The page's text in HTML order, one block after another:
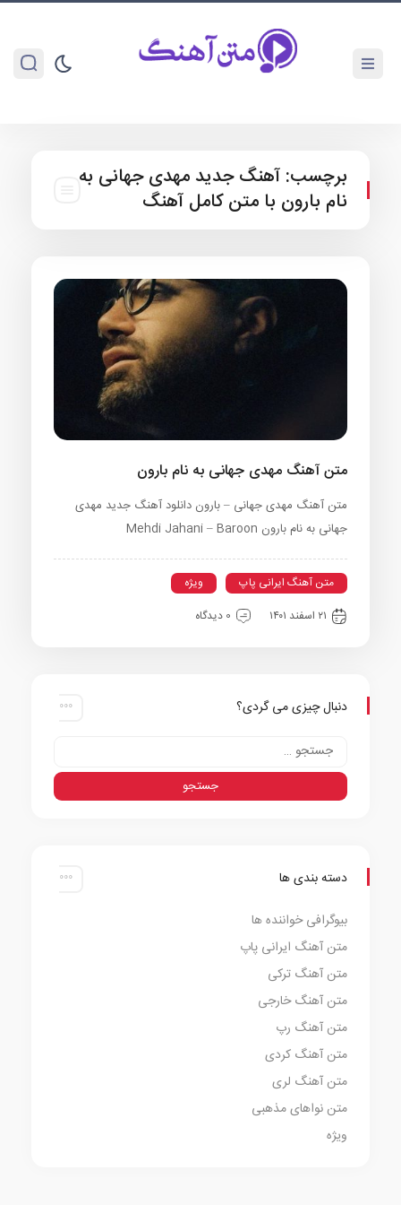
برچسب: آهنگ جدید مهدی جهانی به
نام بارون با متن کامل آهنگ
متن آهنگ مهدی جهانی به نام بارون
متن آهنگ مهدی جهانی – بارون دانلود آهنگ جدید مهدی
جهانی به نام بارون Mehdi Jahani – Baroon
متن آهنگ ایرانی پاپ
ویژه
۲۱ اسفند ۱۴۰۱
0 دیدگاه
دنبال چیزی می گردی؟
دسته بندی ها
بیوگرافی خواننده ها
متن آهنگ ایرانی پاپ
متن آهنگ ترکی
متن آهنگ خارجی
متن آهنگ رپ
متن آهنگ کردی
متن آهنگ لری
متن نواهای مذهبی
ویژه